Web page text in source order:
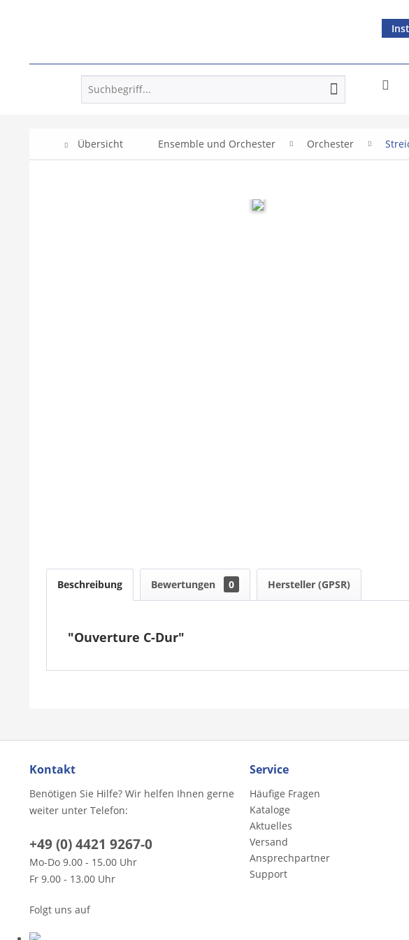
Übersicht Ensemble und Orchester Orchester
Beschreibung Bewertungen 0 Hersteller (GPSR)
"Ouverture C-Dur"
Kontakt
Benötigen Sie Hilfe? Wir helfen Ihnen gerne
weiter unter Telefon:
+49 (0) 4421 9267-0
Mo-Do 9.00 - 15.00 Uhr
Fr 9.00 - 13.00 Uhr
Folgt uns auf
Service
Häufige Fragen
Kataloge
Aktuelles
Versand
Ansprechpartner
Support